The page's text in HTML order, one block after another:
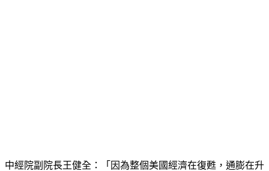
中經院副院長王健全：「因為整個美國經濟在復甦，通膨在升